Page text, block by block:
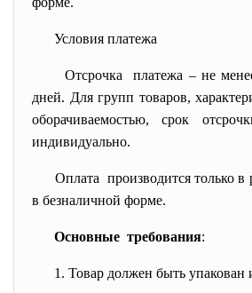
Условия платежа
Отсрочка платежа – не
дней. Для групп товаров,
оборачиваемостью, срок
индивидуально.
Оплата производится только в
в безналичной форме.
Основные требования:
1. Товар должен быть упакован